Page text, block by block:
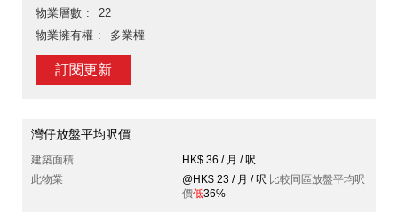
物業層數
22
物業擁有權
多業權
訂閱更新
灣仔放盤平均呎價
建築面積
HK$ 36 / 月 / 呎
此物業
@HK$ 23 / 月 / 呎 比較同區放盤平均呎
價低36%